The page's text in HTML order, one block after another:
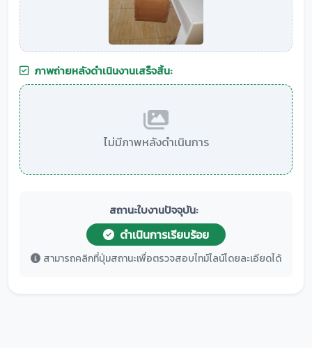
ภาพถ่ายหลังดำเนินงานเสร็จสิ้น:
ไม่มีภาพหลังดำเนินการ
สถานะใบงานปัจจุบัน:
ดำเนินการเรียบร้อย
สามารถคลิกที่ปุ่มสถานะเพื่อตรวจสอบไทม์ไลน์โดยละเอียดได้